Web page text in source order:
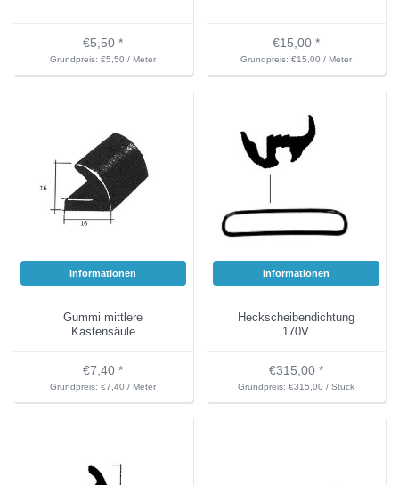
€5,50 *
Grundpreis: €5,50 / Meter
€15,00 *
Grundpreis: €15,00 / Meter
Informationen
Gummi mittlere
Kastensäule
€7,40 *
Grundpreis: €7,40 / Meter
Informationen
Heckscheibendichtung
170V
€315,00 *
Grundpreis: €315,00 / Stück